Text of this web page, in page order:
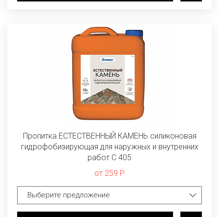
Пропитка ЕСТЕСТВЕННЫЙ КАМЕНЬ силиконовая
гидрофобизирующая для наружных и внутренних
работ C 405
от 259 Р